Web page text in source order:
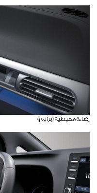
إضاءة محيطية (برايم)